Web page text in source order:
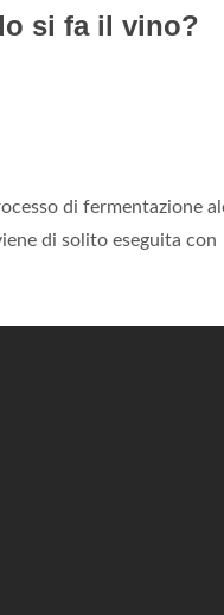
si fa il vino?
di fermentazione
di solito eseguita con